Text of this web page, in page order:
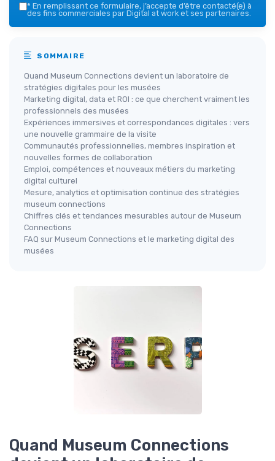
* En remplissant ce formulaire, j’accepte d’être contacté(e) à
des fins commerciales par Digital at work et ses partenaires.
SOMMAIRE
Quand Museum Connections devient un laboratoire de
stratégies digitales pour les musées
Marketing digital, data et ROI : ce que cherchent vraiment les
professionnels des musées
Expériences immersives et correspondances digitales : vers
une nouvelle grammaire de la visite
Communautés professionnelles, membres inspiration et
nouvelles formes de collaboration
Emploi, compétences et nouveaux métiers du marketing
digital culturel
Mesure, analytics et optimisation continue des stratégies
museum connections
Chiffres clés et tendances mesurables autour de Museum
Connections
FAQ sur Museum Connections et le marketing digital des
musées
Quand Museum Connections